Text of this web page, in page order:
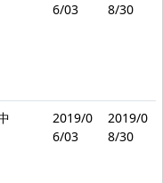
6/03
8/30
2019/0
6/03
2019/0
8/30